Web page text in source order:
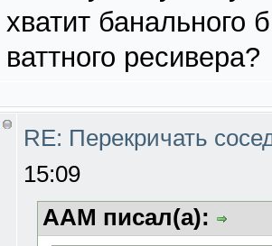
хватит банального
ваттного ресивера?
RE: Перекричать
15:09
AAM писал(а):